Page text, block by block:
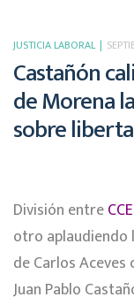
JUSTICIA LABORAL
Castañón
de Morena
sobre
División entreCCE
otro aplaudiendo
de Carlos
Juan Pablo